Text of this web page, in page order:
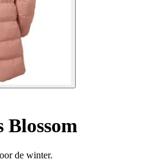
Blossom
de winter.